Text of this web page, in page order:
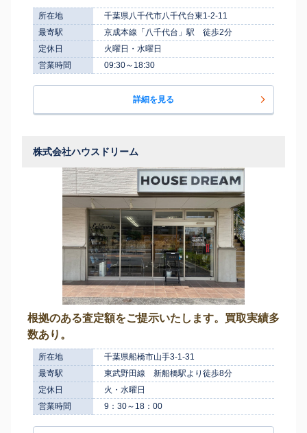
所在地
千葉県八千代市八千代台東1-2-11
最寄駅
京成本線「八千代台」駅 徒歩2分
定休日
火曜日・水曜日
営業時間
09:30～18:30
詳細を見る
株式会社ハウスドリーム
根拠のある査定額をご提示いたします。買取実績多
数あり。
所在地
千葉県船橋市山手3-1-31
最寄駅
東武野田線 新船橋駅より徒歩8分
定休日
火・水曜日
営業時間
9：30～18：00